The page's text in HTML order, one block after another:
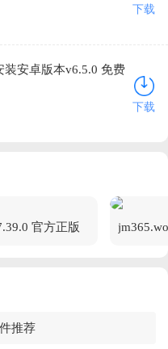
下载
装安卓版本v6.5.0 免费
下载
官方正版
推荐